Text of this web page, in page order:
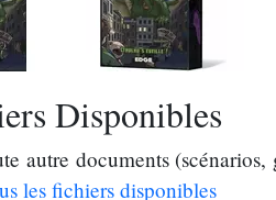
Disponibles
autre documents
les fichiers disponibles